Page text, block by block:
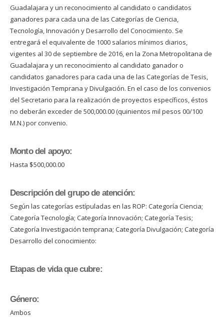
Guadalajara y un reconocimiento al candidato o candidatos
ganadores para cada una de las Categorías de Ciencia,
Tecnología, Innovación y Desarrollo del Conocimiento. Se
entregará el equivalente de 1000 salarios mínimos diarios,
vigentes al 30 de septiembre de 2016, en la Zona Metropolitana de
Guadalajara y un reconocimiento al candidato ganador o
candidatos ganadores para cada una de las Categorías de Tesis,
Investigación Temprana y Divulgación. En el caso de los convenios
del Secretario para la realización de proyectos específicos, éstos
no deberán exceder de 500,000.00 (quinientos mil pesos 00/100
M.N.) por convenio.
Monto del apoyo:
Hasta $500,000.00
Descripción del grupo de atención:
Según las categorías estípuladas en las ROP: Categoría Ciencia;
Categoría Tecnología; Categoría Innovación; Categoría Tesis;
Categoría Investigación temprana; Categoría Divulgación; Categoría
Desarrollo del conocimiento:
Etapas de vida que cubre:
Género:
Ambos